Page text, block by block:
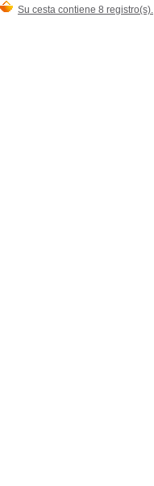
Su cesta contiene 8 registro(s).